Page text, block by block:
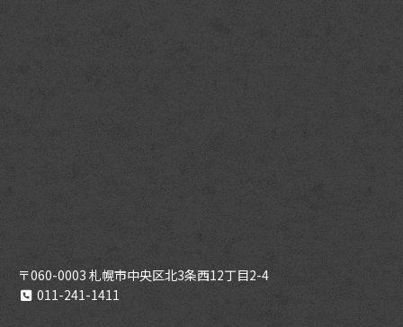
〒060-0003 札幌市中央区北3条西12丁目2-4
011-241-1411